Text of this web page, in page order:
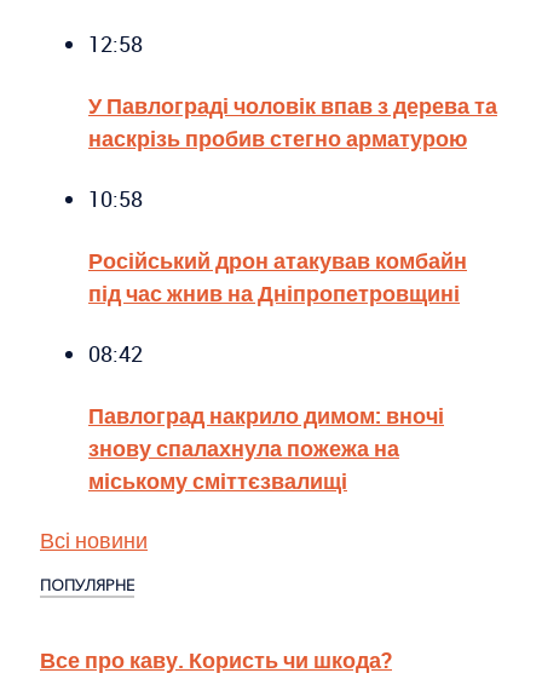
12:58
У Павлограді чоловік впав з дерева та
наскрізь пробив стегно арматурою
10:58
Російський дрон атакував комбайн
під час жнив на Дніпропетровщині
08:42
Павлоград накрило димом: вночі
знову спалахнула пожежа на
міському сміттєзвалищі
Всі новини
ПОПУЛЯРНЕ
Все про каву. Користь чи шкода?